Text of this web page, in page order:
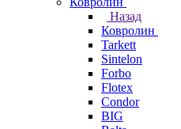
Назад
Ковролин
Tarkett
Sintelon
Forbo
Flotex
Condor
BIG